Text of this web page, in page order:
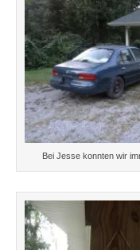
Bei Jesse konnten wir